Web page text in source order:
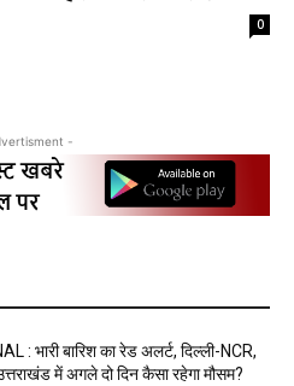
0
-
: भारी बारिश का रेड अलर्ट, दिल्ली-NCR,
में अगले दो दिन कैसा रहेगा मौसम?